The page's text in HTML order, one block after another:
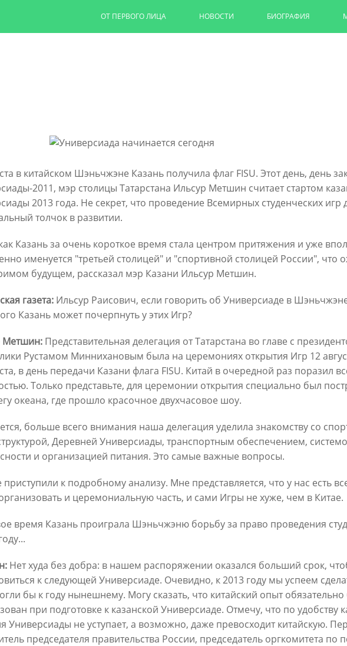
ОТ ПЕРВОГО ЛИЦА НОВОСТИ БИОГРАФИЯ
ЧИТАТЬ ДАЛЕЕ
об Ассоциации городов и
стран БРИКС+: «Мы
многочисленные
о сотрудничестве в
Ильсур Метшин: «Важно, чтобы
города имели свой голос на
международной площадке, в том
числе в составе работы БРИКС»
21/06/2024
31/05/
станут прототипом
М12 «Восток» позволит привлечь
05/12/2023 10/11/
в китайском Шэньчжэне Казань получила флаг FISU. Этот день, день
2011, мэр столицы Татарстана Ильсур Метшин считает стартом
2013 года. Не секрет, что проведение Всемирных студенческих игр
толчок в развитии.
Казань за очень короткое время стала центром притяжения и уже
именуется "третьей столицей" и "спортивной столицей России", что
будущем, рассказал мэр Казани Ильсур Метшин.
газета:Ильсур Раисович, если говорить об Универсиаде в
Казань может почерпнуть у этих Игр?
Метшин: Представительная делегация от Татарстана во главе с
Рустамом Миннихановым была на церемониях открытия Игр 12
в день передачи Казани флага FISU. Китай в очередной раз поразил
Только представьте, для церемонии открытия специально был
океана, где прошло красочное двухчасовое шоу.
больше всего внимания наша делегация уделила знакомству со
Деревней Универсиады, транспортным обеспечением,
и организацией питания. Это самые важные вопросы.
к подробному анализу. Мне представляется, что у нас есть
и церемониальную часть, и сами Игры не хуже, чем в Китае.
время Казань проиграла Шэньчжэню борьбу за право проведения
Нет худа без добра: в нашем распоряжении оказался больший срок,
к следующей Универсиаде. Очевидно, к 2013 году мы успеем
бы к году нынешнему. Могу сказать, что китайский опыт обязательно
при подготовке к казанской Универсиаде. Отмечу, что по удобству
Универсиады не уступает, а возможно, даже превосходит китайскую.
председателя правительства России, председатель оргкомитета по